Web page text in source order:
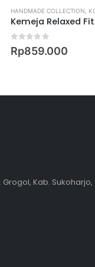
RELAXED FIT SHIRT
HANDMADE COLLECTION
out of 5
Rp859.000
Grogol, Kab. Sukoharjo,